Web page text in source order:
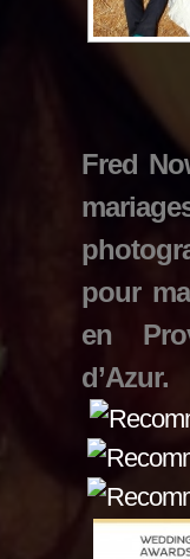
Fred
pour
en
d’Azur.